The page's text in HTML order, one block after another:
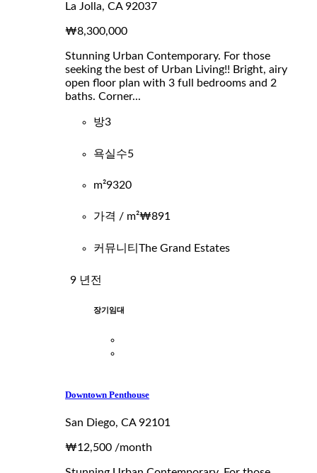
La Jolla, CA 92037
₩8,300,000
Stunning Urban Contemporary. For those
seeking the best of Urban Living!! Bright, airy
open floor plan with 3 full bedrooms and 2
baths. Corner...
방3
욕실수5
m²9320
가격 / m²₩891
커뮤니티The Grand Estates
9 년전
장기임대
Downtown Penthouse
San Diego, CA 92101
₩12,500 /month